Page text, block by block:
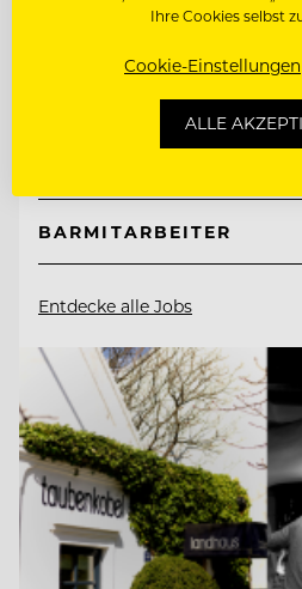
BARMITARBEITER
Entdecke alle Jobs
Ihre Cookies selbst
Cookie-Einstellungen
ALLE